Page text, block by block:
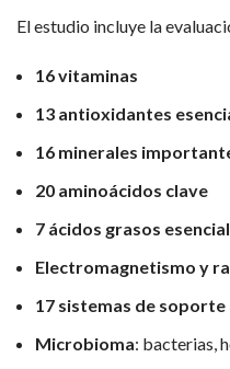
El estudio incluye la
16 vitaminas
13 antioxidantes
16 minerales
20 aminoácidos clave
7 ácidos grasos
Electromagnetismo y
17 sistemas de
Microbioma: bacterias,